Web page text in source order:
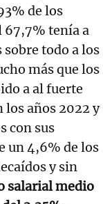
de los
67,7% tenía a
todo a los
más que los
a al fuerte
años 2022 y
con sus
un 4,6% de los
y sin
salarial medio